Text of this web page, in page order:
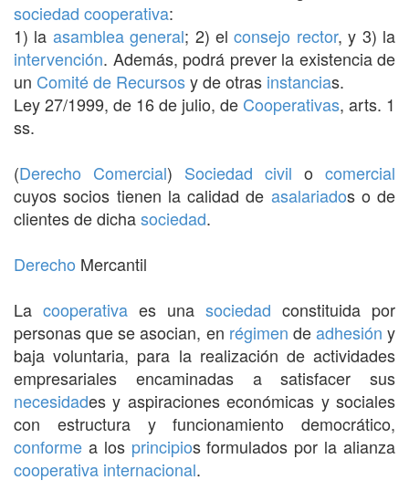
sociedad cooperativa:
1) la asamblea general; 2) elconsejo rector, y 3) la
intervención. Además, podrá prever la existencia de
un Comité de Recursosy de otras instancias.
Ley 27/1999, de 16 de julio, de Cooperativas, arts. 1
ss.
(Derecho Comercial) Sociedad civil o comercial
cuyos socios tienen la calidad de asalariados o de
clientes de dichasociedad.
Derecho Mercantil
La cooperativa es una sociedad constituida por
personas que se asocian, en régimen deadhesión y
baja voluntaria, para la realización de actividades
empresariales encaminadas a satisfacer sus
necesidades y aspiraciones económicas y sociales
con estructura y funcionamiento democrático,
conforme a los principios formulados por la alianza
cooperativa internacional.